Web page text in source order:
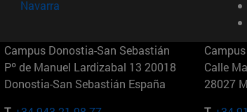
Navarra
Campus Donostia-San Sebastián
Pº de Manuel Lardizabal 13 20018
Donostia-San Sebastián España
Calle
28027